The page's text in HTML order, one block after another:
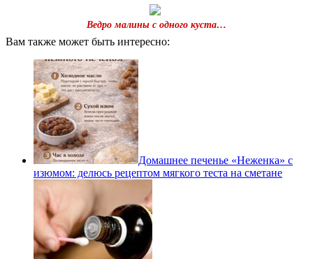
Ведро малины с одного куста…
Вам также может быть интересно:
Домашнее печенье «Неженка» с
изюмом: делюсь рецептом мягкого теста на сметане